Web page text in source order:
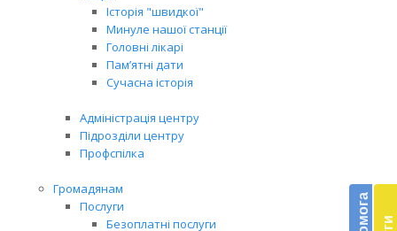
Історія "швидкої"
Минуле нашої станції
Головні лікарі
Пам’ятні дати
Сучасна історія
Адміністрація центру
Підрозділи центру
Профспілка
Громадянам
Послуги
Безоплатні послуги